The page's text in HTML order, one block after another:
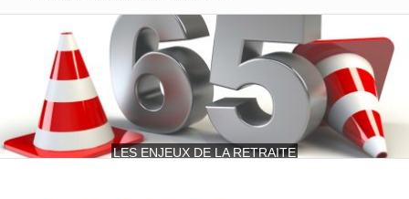
LES ENJEUX DE LA RETRAITE